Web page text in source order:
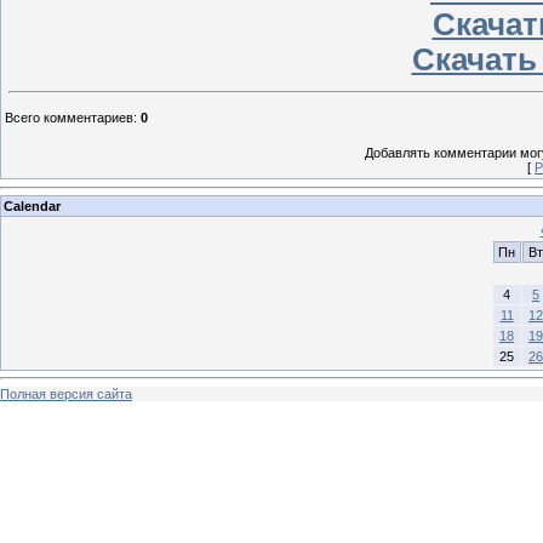
Всего комментариев: 0
Добавлять комментарии
[
Calendar
Пн
Вт
4
5
11
12
18
19
25
26
Полная версия сайта